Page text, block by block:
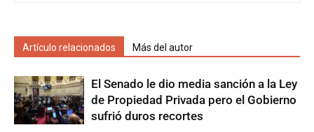
Artículo relacionados Más del autor
El Senado le dio media sanción a la Ley
de Propiedad Privada pero el Gobierno
sufrió duros recortes